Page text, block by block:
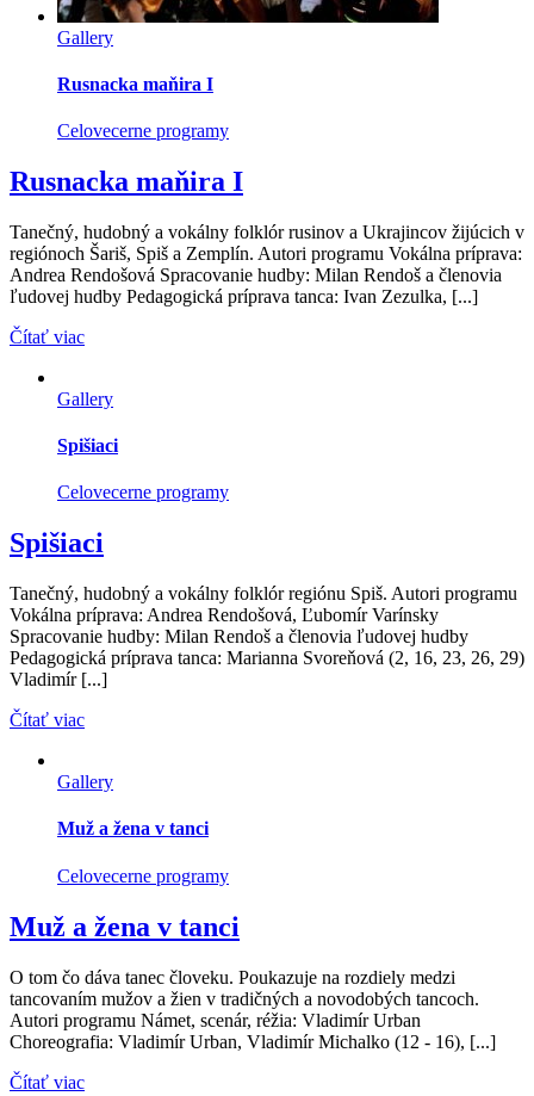
Gallery
Rusnacka maňira I
Celovecerne programy
Rusnacka maňira I
Tanečný, hudobný a vokálny folklór rusinov a Ukrajincov žijúcich v
regiónoch Šariš, Spiš a Zemplín. Autori programu Vokálna príprava:
Andrea Rendošová Spracovanie hudby: Milan Rendoš a členovia
ľudovej hudby Pedagogická príprava tanca: Ivan Zezulka, [...]
Čítať viac
Gallery
Spišiaci
Celovecerne programy
Spišiaci
Tanečný, hudobný a vokálny folklór regiónu Spiš. Autori programu
Vokálna príprava: Andrea Rendošová, Ľubomír Varínsky
Spracovanie hudby: Milan Rendoš a členovia ľudovej hudby
Pedagogická príprava tanca: Marianna Svoreňová (2, 16, 23, 26, 29)
Vladimír [...]
Čítať viac
Gallery
Muž a žena v tanci
Celovecerne programy
Muž a žena v tanci
O tom čo dáva tanec človeku. Poukazuje na rozdiely medzi
tancovaním mužov a žien v tradičných a novodobých tancoch.
Autori programu Námet, scenár, réžia: Vladimír Urban
Choreografia: Vladimír Urban, Vladimír Michalko (12 - 16), [...]
Čítať viac